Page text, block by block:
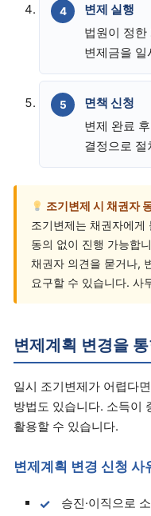
변제 실행
법원이 정한
변제금을 일
면책 신청
변제 완료
결정으로 절
조기변제 시 채권자
조기변제는 채권자에게
동의 없이 진행 가능합
채권자 의견을 묻거나,
요구할 수 있습니다. 사
변제계획 변경을
일시 조기변제가 어렵다
방법도 있습니다. 소득이
활용할 수 있습니다.
변제계획 변경 신청 사
승진·이직으로